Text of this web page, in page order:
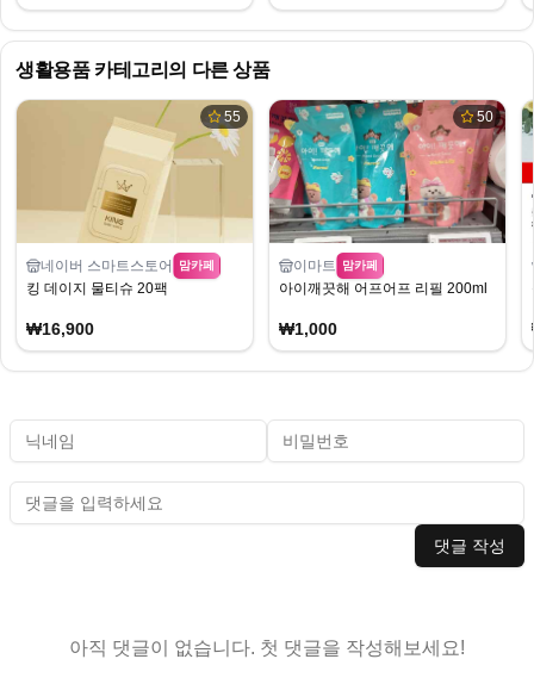
생활용품카테고리의 다른 상품
55
네이버 스마트스토어 맘카페
킹 데이지 물티슈 20팩
₩16,900
50
이마트 맘카페
아이깨끗해 어프어프 리필 200ml
₩1,000
댓글 작성
아직 댓글이 없습니다. 첫 댓글을 작성해보세요!